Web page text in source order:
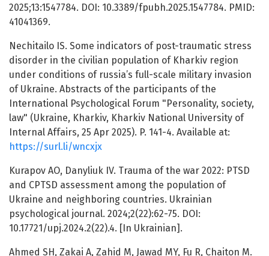
2025;13:1547784. DOI: 10.3389/fpubh.2025.1547784. PMID:
41041369.
Nechitailo IS. Some indicators of post-traumatic stress
disorder in the civilian population of Kharkiv region
under conditions of russia’s full-scale military invasion
of Ukraine. Abstracts of the participants of the
International Psychological Forum "Personality, society,
law" (Ukraine, Kharkiv, Kharkiv National University of
Internal Affairs, 25 Apr 2025). P. 141-4. Available at:
https://surl.li/wncxjx
Kurapov AO, Danyliuk IV. Trauma of the war 2022: PTSD
and CPTSD assessment among the population of
Ukraine and neighboring countries. Ukrainian
psychological journal. 2024;2(22):62-75. DOI:
10.17721/upj.2024.2(22).4. [In Ukrainian].
Ahmed SH, Zakai A, Zahid M, Jawad MY, Fu R, Chaiton M.